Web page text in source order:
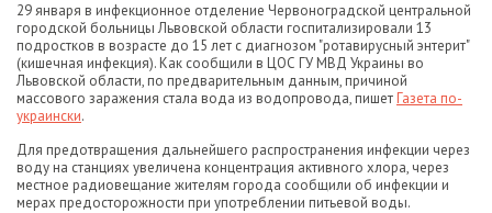
29 января в инфекционное отделение Червоноградской центральной
городской больницы Львовской области госпитализировали 13
подростков в возрасте до 15 лет с диагнозом "ротавирусный энтерит"
(кишечная инфекция). Как сообщили в ЦОС ГУ МВД Украины во
Львовской области, по предварительным данным, причиной
массового заражения стала вода из водопровода, пишетГазета по-
украински.
Для предотвращения дальнейшего распространения инфекции через
воду на станциях увеличена концентрация активного хлора, через
местное радиовещание жителям города сообщили об инфекции и
мерах предосторожности при употреблении питьевой воды.